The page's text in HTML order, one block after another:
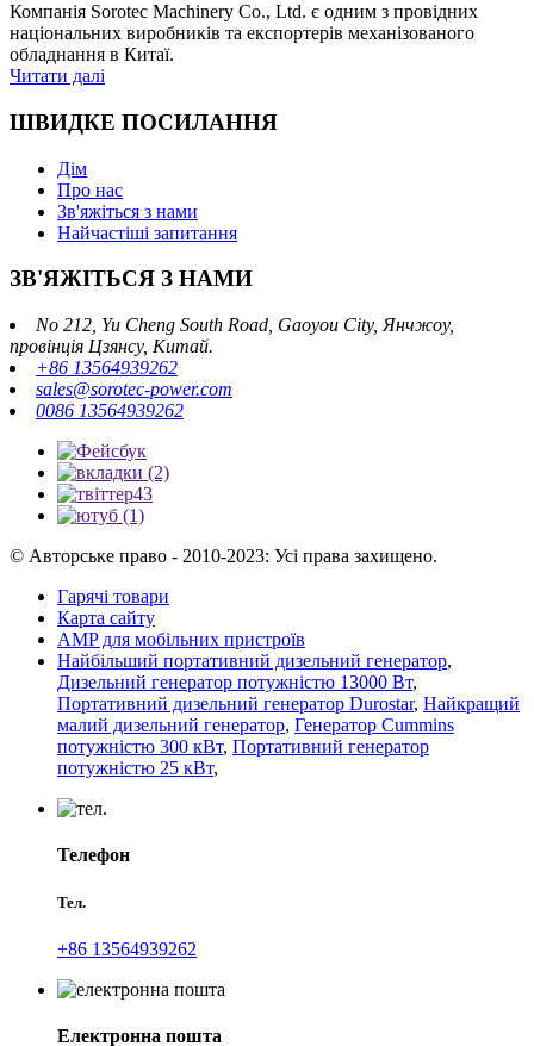
Компанія Sorotec Machinery Co., Ltd. є одним з провідних
національних виробників та експортерів механізованого
обладнання в Китаї.
Читати далі
ШВИДКЕ ПОСИЛАННЯ
Дім
Про нас
Зв'яжіться з нами
Найчастіші запитання
ЗВ'ЯЖІТЬСЯ З НАМИ
No 212, Yu Cheng South Road, Gaoyou City, Янчжоу,
провінція Цзянсу, Китай.
+86 13564939262
sales@sorotec-power.com
0086 13564939262
© Авторське право - 2010-2023: Усі права захищено.
Гарячі товари
Карта сайту
AMP для мобільних пристроїв
Найбільший портативний дизельний генератор,
Дизельний генератор потужністю 13000 Вт,
Портативний дизельний генератор Durostar, Найкращий
малий дизельний генератор, Генератор Cummins
потужністю 300 кВт, Портативний генератор
потужністю 25 кВт,
Телефон
Тел.
+86 13564939262
Електронна пошта